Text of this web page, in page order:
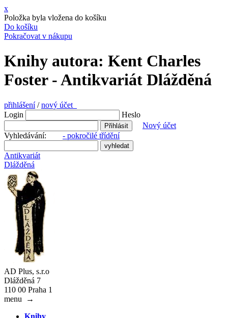
x
Položka byla vložena do košíku
Do košíku
Pokračovat v nákupu
Knihy autora: Kent Charles
Foster - Antikvariát Dlážděná
přihlášení/nový účet
Login
Heslo
Nový účet
Vyhledávání: - pokročilé třídění
Antikvariát
Dlážděná
AD Plus, s.r.o
Dlážděná 7
110 00 Praha 1
menu
→
Knihy